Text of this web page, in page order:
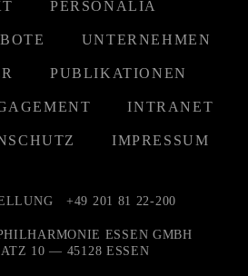
PERSONALIA
UNTERNEHMEN
PUBLIKATIONEN
INTRANET
IMPRESSUM
+49 201 81 22-200
ESSEN GMBH
10 — 45128 ESSEN